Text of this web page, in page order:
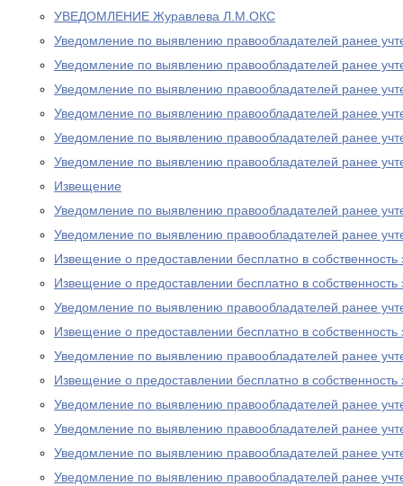
УВЕДОМЛЕНИЕ Журавлева Л.М.ОКС
Уведомление по выявлению правообладателей ранее
Уведомление по выявлению правообладателей ранее
Уведомление по выявлению правообладателей ранее
Уведомление по выявлению правообладателей ранее
Уведомление по выявлению правообладателей ранее
Уведомление по выявлению правообладателей ранее
Извещение
Уведомление по выявлению правообладателей ранее
Уведомление по выявлению правообладателей ранее
Извещение о предоставлении бесплатно в собственность
Извещение о предоставлении бесплатно в собственность
Уведомление по выявлению правообладателей ранее
Извещение о предоставлении бесплатно в собственность
Уведомление по выявлению правообладателей ранее
Извещение о предоставлении бесплатно в собственность
Уведомление по выявлению правообладателей ранее
Уведомление по выявлению правообладателей ранее
Уведомление по выявлению правообладателей ранее
Уведомление по выявлению правообладателей ранее